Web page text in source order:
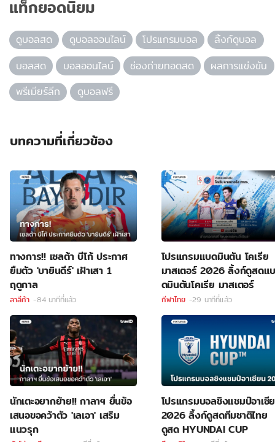
แท็กยอดนิยม
ดูบอลสด ดูบอลออนไลน์ โปรแกรมบอล
ลิ้งก์ดูบอล
บอลสด
บอลออนไลน์ ช่องถ่ายทอดสด
ผลการแข่งขัน
พรีเมียร์ลีก
ดูบอลฟรี
บทความที่เกี่ยวข้อง
ทางการ!! เซลต้า บีโก้ ประกาศ
ยืมตัว 'บายินดีร์' เฝ้าเสา 1
ฤดูกาล
ลาลีก้า -84 นาทีที่แล้ว
โปรแกรมแบดมินตัน โคเรีย
มาสเตอร์ 2026 ลิ้งก์ดูสดแ
ดมินตันโคเรีย มาสเตอร์
กีฬาไทย -29 นาทีที่แล้ว
นักเตะอยากย้าย!! กาลาฯ ยื่นข้อ
เสนอขอคว้าตัว 'เลเอา' เสริม
แนวรุก
โปรแกรมบอลชิงแชมป์อาเซี
2026 ลิ้งก์ดูสดทีมชาติไทย
ดูสด HYUNDAI CUP